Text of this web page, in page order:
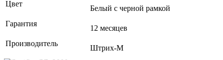
Цвет
Белый с черной рамкой
Гарантия
12 месяцев
Производитель
Штрих-М